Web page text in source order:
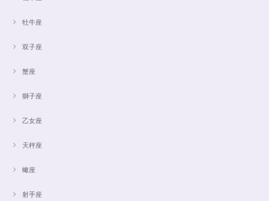
牡牛座
双子座
蟹座
獅子座
乙女座
天秤座
蠍座
射手座